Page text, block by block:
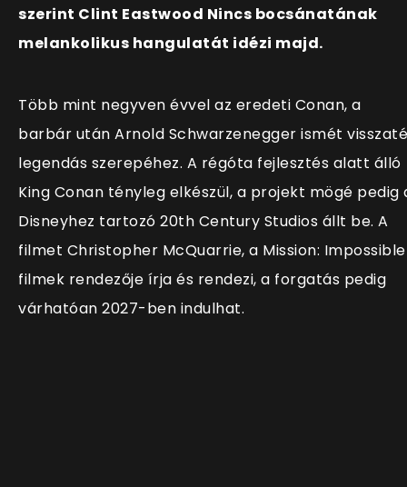
szerint Clint Eastwood Nincs bocsánatának
melankolikus hangulatát idézi majd.
Több mint negyven évvel az eredeti Conan, a
barbár után Arnold Schwarzenegger ismét
legendás szerepéhez. A régóta fejlesztés alatt álló
King Conan tényleg elkészül, a projekt mögé pedig
Disneyhez tartozó 20th Century Studios állt be. A
filmet Christopher McQuarrie, a Mission:
filmek rendezője írja és rendezi, a forgatás pedig
várhatóan 2027-ben indulhat.